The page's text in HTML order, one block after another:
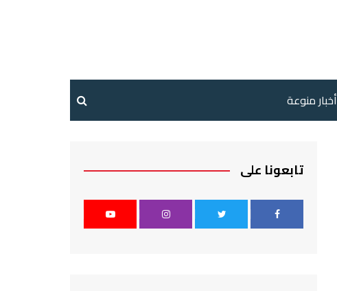
أخبار منوعة
تابعونا على